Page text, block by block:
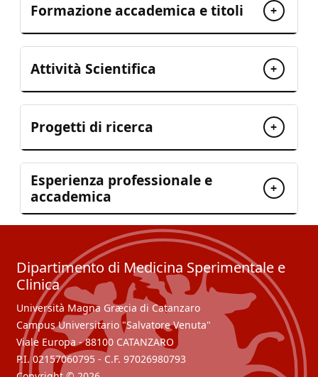
Formazione accademica e titoli +
Attività Scientifica +
Progetti di ricerca +
Esperienza professionale e
accademica
+
Dipartimento di Medicina Sperimentale e
Clinica
Università Magna Græcia di Catanzaro
Campus Universitario "Salvatore Venuta"
Viale Europa - 88100 CATANZARO
P.I. 02157060795 - C.F. 97026980793